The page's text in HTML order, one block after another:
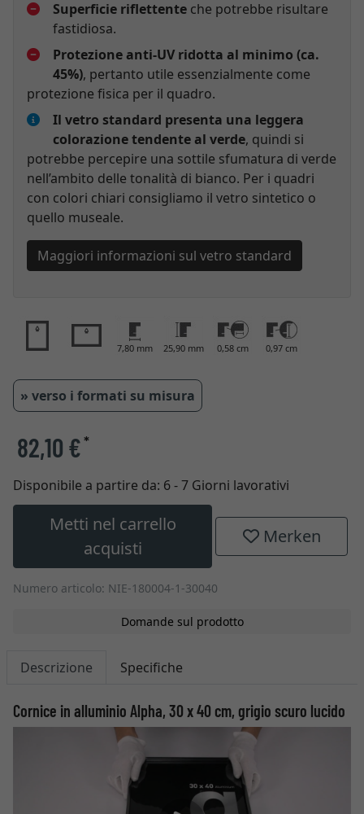
Superficie riflettente che potrebbe risultare
fastidiosa.
Protezione anti-UV ridotta al minimo (ca.
45%), pertanto utile essenzialmente come
protezione fisica per il quadro.
Il vetro standard presenta una leggera
colorazione tendente al verde, quindi si
potrebbe percepire una sottile sfumatura di verde
nell’ambito delle tonalità di bianco. Per i quadri
con colori chiari consigliamo il vetro sintetico o
quello museale.
Maggiori informazioni sul vetro standard
7,80 mm 25,90 mm 0,58 cm 0,97 cm
» verso i formati su misura
82,10 €*
Disponibile a partire da: 6 - 7 Giorni lavorativi
Metti nel carrello
acquisti
Merken
Numero articolo: NIE-180004-1-30040
Domande sul prodotto
Descrizione Specifiche
Cornice in alluminio Alpha, 30 x 40 cm, grigio scuro lucido